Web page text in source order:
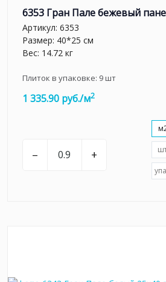
6353 Гран Пале бежевый
Артикул: 6353
Размер: 40*25 см
Вес: 14.72 кг
Плиток в упаковке: 9шт
1 335.90 руб./м2
– +